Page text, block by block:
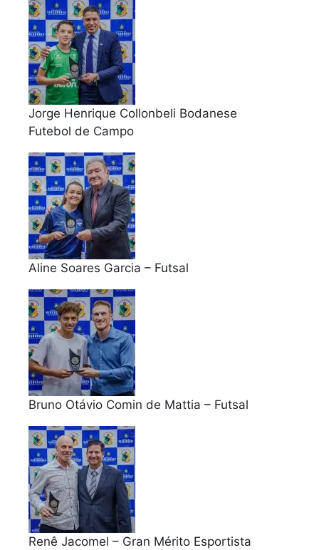
Jorge Henrique Collonbeli Bodanese
Futebol de Campo
Aline Soares Garcia – Futsal
Bruno Otávio Comin de Mattia – Futsal
Renê Jacomel – Gran Mérito Esportista